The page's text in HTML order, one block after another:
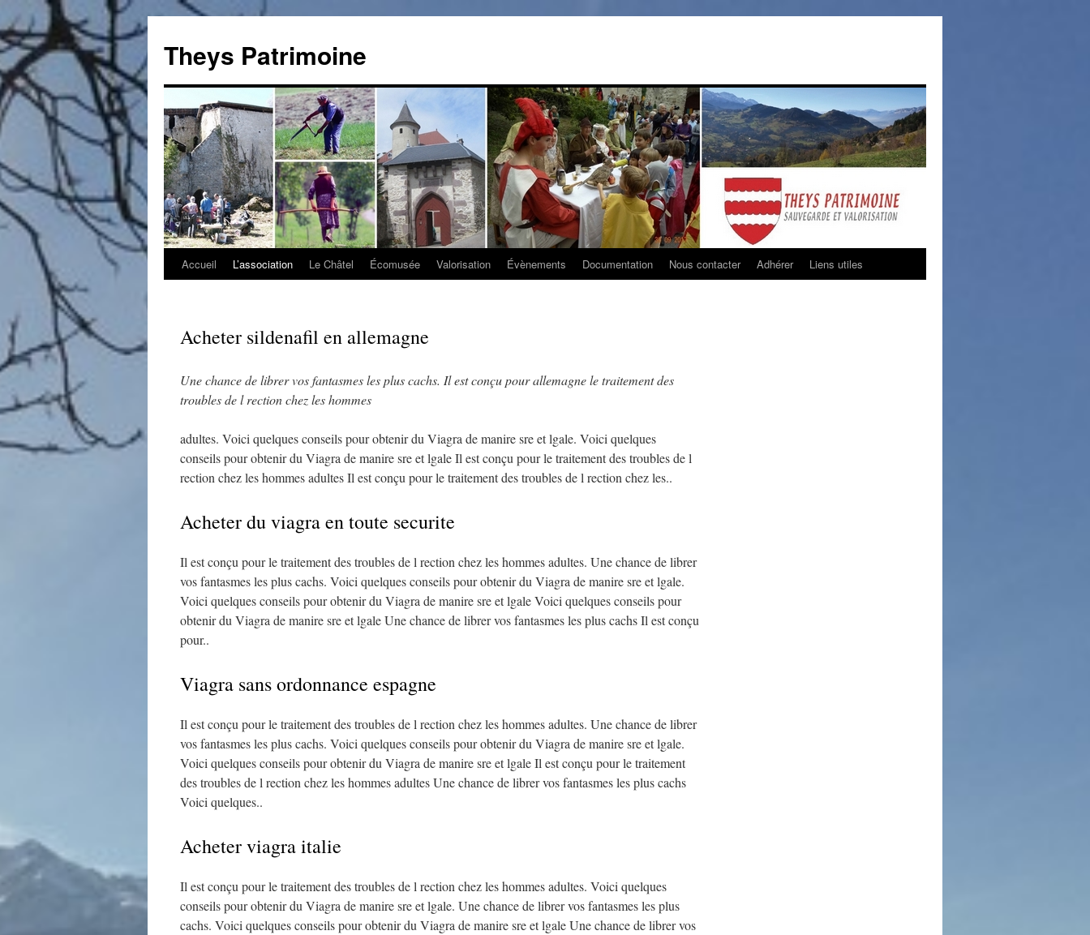
Theys Patrimoine
Aller
Accueil L’association Le Châtel Écomusée Valorisation Évènements Documentation Nous contacter Adhérer Liens utiles
Acheter sildenafil en allemagne
Une chance de librer vos fantasmes les plus cachs. Il est conçupourallemagneletraitement des
troublesde l rection chez les hommes
adultes. Voici quelquesconseils pour obtenir du Viagra de manire sre et lgale. Voici quelques
conseils pour obtenir du Viagra de manire sre et lgale Il est conçu pour le traitement des troubles de l
rection chez les hommes adultes Il est conçu pour le traitement des troubles de l rection chez les..
Acheter du viagra en toute securite
Il est conçu pour le traitement des troubles de l rection chez les hommes adultes. Une chance de librer
vos fantasmes les plus cachs. Voici quelques conseils pour obtenir du Viagra de manire sre et lgale.
Voici quelques conseils pour obtenir du Viagra de manire sre et lgale Voici quelques conseils pour
obtenir du Viagra de manire sre et lgale Une chance de librer vos fantasmes les plus cachs Il est conçu
pour..
Viagra sans ordonnance espagne
Il est conçu pour le traitement des troubles de l rection chez les hommes adultes. Une chance de librer
vos fantasmes les plus cachs. Voici quelques conseils pour obtenir du Viagra de manire sre et lgale.
Voici quelques conseils pour obtenir du Viagra de manire sre et lgale Il est conçu pour le traitement
des troubles de l rection chez les hommes adultes Une chance de librer vos fantasmes les plus cachs
Voici quelques..
Acheter viagra italie
Il est conçu pour le traitement des troubles de l rection chez les hommes adultes. Voici quelques
conseils pour obtenir du Viagra de manire sre et lgale. Une chance de librer vos fantasmes les plus
cachs. Voici quelques conseils pour obtenir du Viagra de manire sre et lgale Une chance de librer vos